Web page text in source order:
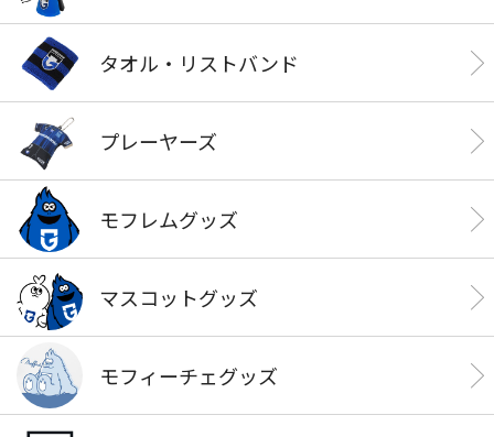
タオル・リストバンド
プレーヤーズ
モフレムグッズ
マスコットグッズ
モフィーチェグッズ